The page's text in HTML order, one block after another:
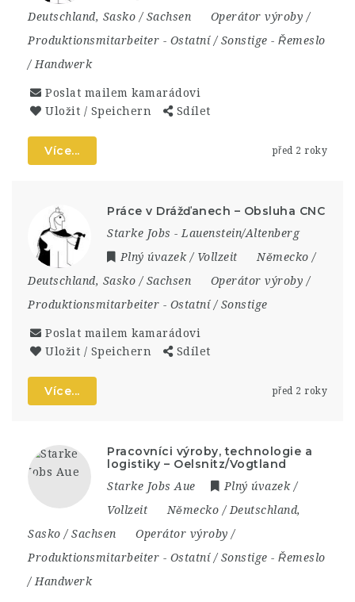
Deutschland, Sasko / Sachsen
Operátor výroby /
Produktionsmitarbeiter - Ostatní / Sonstige - Řemeslo
/ Handwerk
Poslat mailem kamarádovi
Uložit / Speichern
Sdílet
Více... před 2 roky
Práce v Drážďanech – Obsluha CNC
Starke Jobs - Lauenstein/Altenberg
Plný úvazek / Vollzeit
Německo /
Deutschland, Sasko / Sachsen
Operátor výroby /
Produktionsmitarbeiter - Ostatní / Sonstige
Poslat mailem kamarádovi
Uložit / Speichern
Sdílet
Více... před 2 roky
Pracovníci výroby, technologie a
logistiky – Oelsnitz/Vogtland
Starke Jobs Aue
Plný úvazek /
Vollzeit
Německo / Deutschland,
Sasko / Sachsen
Operátor výroby /
Produktionsmitarbeiter - Ostatní / Sonstige - Řemeslo
/ Handwerk